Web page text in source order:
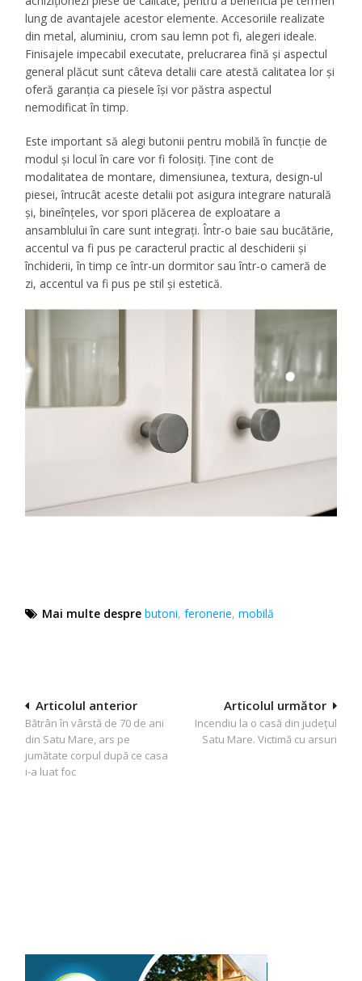
lung de avantajele acestor elemente. Accesoriile realizate
din metal, aluminiu, crom sau lemn pot fi, alegeri ideale.
Finisajele impecabil executate, prelucrarea fină și aspectul
general plăcut sunt câteva detalii care atestă calitatea lor și
oferă garanția ca piesele își vor păstra aspectul
nemodificat în timp.
Este important să alegi butonii pentru mobilă în funcție de
modul și locul în care vor fi folosiți. Ține cont de
modalitatea de montare, dimensiunea, textura, design-ul
piesei, întrucât aceste detalii pot asigura integrare naturală
și, bineînțeles, vor spori plăcerea de exploatare a
ansamblului în care sunt integrați. Într-o baie sau bucătărie,
accentul va fi pus pe caracterul practic al deschiderii și
închiderii, în timp ce într-un dormitor sau într-o cameră de
zi, accentul va fi pus pe stil și estetică.
Mai multe despre butoni,feronerie,mobilă
Navigare
în
articole
Articolul următor
Incendiu la o casă din județul
Satu Mare. Victimă cu arsuri
Articolul anterior
Bătrân în vârstă de 70 de ani
din Satu Mare, ars pe
jumătate corpul după ce casa
i-a luat foc